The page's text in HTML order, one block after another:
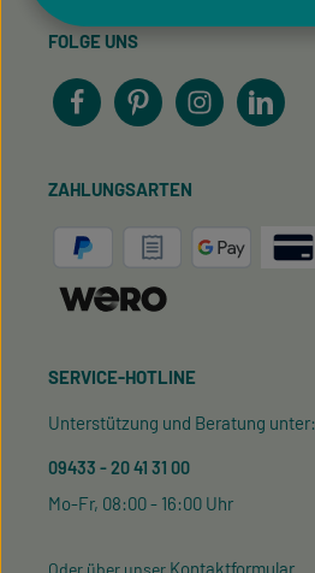
FOLGE UNS
ZAHLUNGSARTEN
SERVICE-HOTLINE
Unterstützung und Beratung unter:
09433 - 20 41 31 00
Mo-Fr, 08:00 - 16:00 Uhr